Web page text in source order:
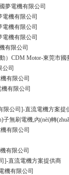
夢電機有限公司
電機有限公司
電機有限公司
電機有限公司
有限公司
）CDM Motor-東莞市國
公司
有限公司
有限公司
限公司]-直流電機方案提
子無刷電機,內(nèi)轉
有限公司
有限公司
]-直流電機方案提供商
機有限公司